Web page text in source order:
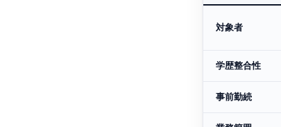
対象者
学歴整合性
事前勤続